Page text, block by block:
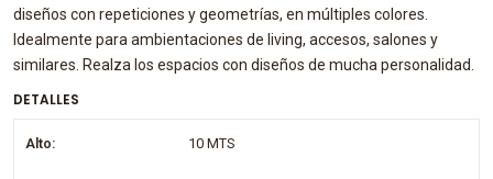
diseños con repeticiones y geometrías, en múltiples colores.
Idealmente para ambientaciones de living, accesos, salones y
similares. Realza los espacios con diseños de mucha personalidad.
DETALLES
Alto: 10 MTS